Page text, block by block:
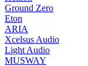
Ground Zero
Eton
ARIA
Xcelsus Audio
Light Audio
MUSWAY